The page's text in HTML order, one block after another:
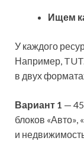
Ищем
У каждого
Например,
в двух
Вариант 1 —
блоков «Авто»,
и